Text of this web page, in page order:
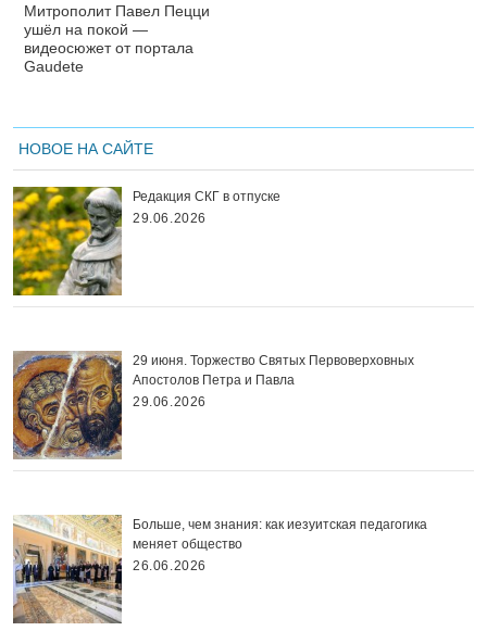
Митрополит Павел Пецци
ушёл на покой —
видеосюжет от портала
Gaudete
НОВОЕ НА САЙТЕ
Редакция СКГ в отпуске
29.06.2026
29 июня. Торжество Святых Первоверховных
Апостолов Петра и Павла
29.06.2026
Больше, чем знания: как иезуитская педагогика
меняет общество
26.06.2026